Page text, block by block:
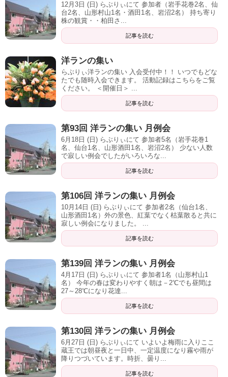
12月3日 (日) らぶりぃにて 参加者（岩手花巻2名、仙
台2名、山形村山1名・酒田1名、岩沼2名） 持ち寄り
株の観賞・・柏田さ...
記事を読む
洋ランの集い
らぶりぃ洋ランの集い 入会受付中！！ いつでもどな
たでも随時入会できます。 活動記録はこちらをご覧
ください。 ＜開催日＞ ...
記事を読む
第93回 洋ランの集い 月例会
6月18日 (日) らぶりぃにて 参加者5名（岩手花巻1
名、仙台1名、山形酒田1名、岩沼2名） 少ない人数
で寂しい例会でしたがいろいろな...
記事を読む
第106回 洋ランの集い 月例会
10月14日 (日) らぶりぃにて 参加者2名（仙台1名、
山形酒田1名）外の景色、紅葉でなく枯葉散ると共に
寂しい例会になりました。 ...
記事を読む
第139回 洋ランの集い 月例会
4月17日 (日) らぶりぃにて 参加者1名（山形村山1
名） 今年の春は変わりやすく朝は－2℃でも昼間は
27～28℃になり花達...
記事を読む
第130回 洋ランの集い 月例会
6月27日 (日) らぶりぃにて いよいよ梅雨に入りここ
蔵王では朝昼夜と一日中、一定温度になり霧や雨が
降りつづいています。時折、曇り...
記事を読む